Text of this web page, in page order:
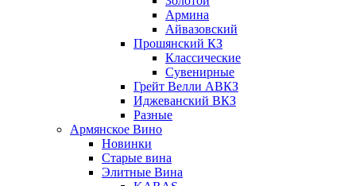
Армина
Айвазовский
Прошянский КЗ
Классические
Сувенирные
Грейт Велли АВКЗ
Иджеванский ВКЗ
Разные
Армянское Вино
Новинки
Старые вина
Элитные Вина